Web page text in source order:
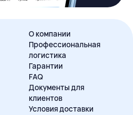
О компании
Профессиональная
логистика
Гарантии
FAQ
Документы для
клиентов
Условия доставки